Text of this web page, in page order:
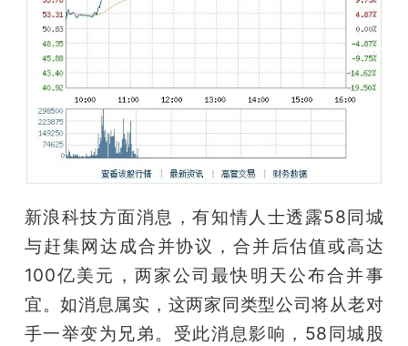
公
开
课
动
中
新浪科技方面消息，有知情人士透露58同城
与赶集网达成合并协议，合并后估值或高达
100亿美元，两家公司最快明天公布合并事
宜。如消息属实，这两家同类型公司将从老对
手一举变为兄弟。受此消息影响，58同城股